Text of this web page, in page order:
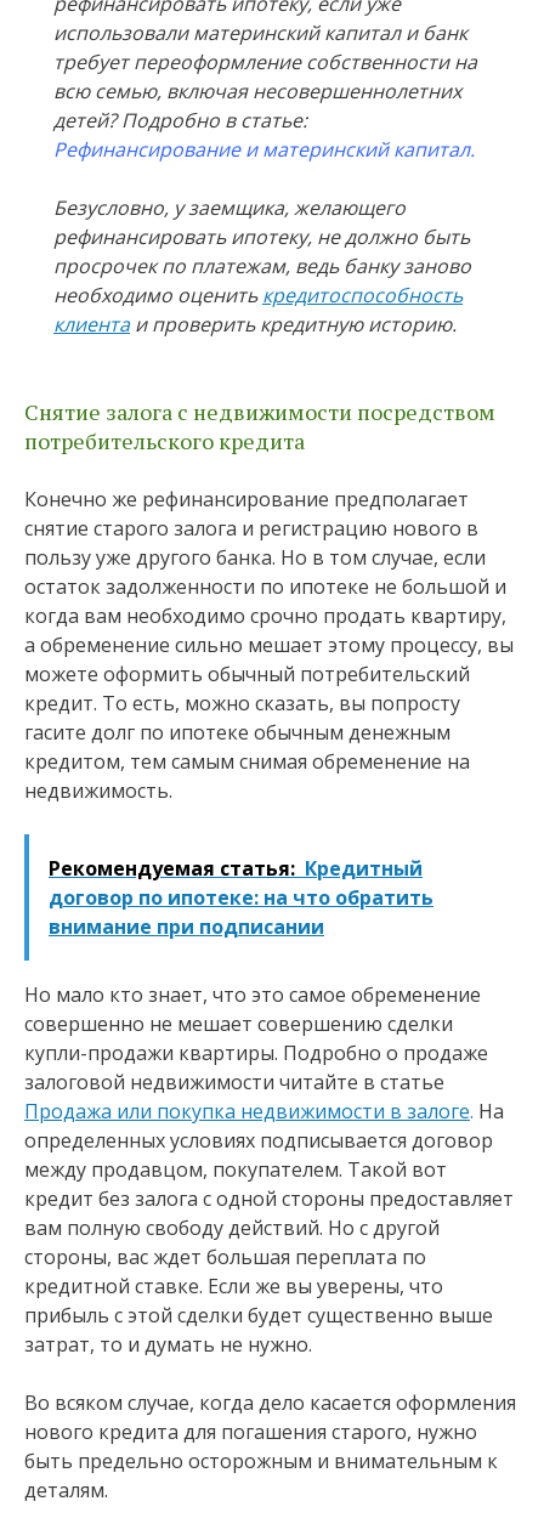
использовали материнский капитал и банк
требует переоформление собственности на
всю семью, включая несовершеннолетних
детей? Подробно в статье:
Рефинансирование и материнский капитал.
Безусловно, у заемщика, желающего
рефинансировать ипотеку, не должно быть
просрочек по платежам, ведь банку заново
необходимо оценитькредитоспособность
клиентаи проверить кредитную историю.
Снятие залога с недвижимости посредством
потребительского кредита
Конечно же рефинансирование предполагает
снятие старого залога и регистрацию нового в
пользу уже другого банка. Но в том случае, если
остаток задолженности по ипотеке не большой и
когда вам необходимо срочно продать квартиру,
а обременение сильно мешает этому процессу, вы
можете оформить обычный потребительский
кредит. То есть, можно сказать, вы попросту
гасите долг по ипотеке обычным денежным
кредитом, тем самым снимая обременение на
недвижимость.
Рекомендуемая статья: Кредитный
договор по ипотеке: на что обратить
внимание при подписании
Но мало кто знает, что это самое обременение
совершенно не мешает совершению сделки
купли-продажи квартиры. Подробно о продаже
залоговой недвижимости читайте в статье
Продажа или покупка недвижимости в залоге. На
определенных условиях подписывается договор
между продавцом, покупателем. Такой вот
кредит без залога с одной стороны предоставляет
вам полную свободу действий. Но с другой
стороны, вас ждет большая переплата по
кредитной ставке. Если же вы уверены, что
прибыль с этой сделки будет существенно выше
затрат, то и думать не нужно.
Во всяком случае, когда дело касается оформления
нового кредита для погашения старого, нужно
быть предельно осторожным и внимательным к
деталям.